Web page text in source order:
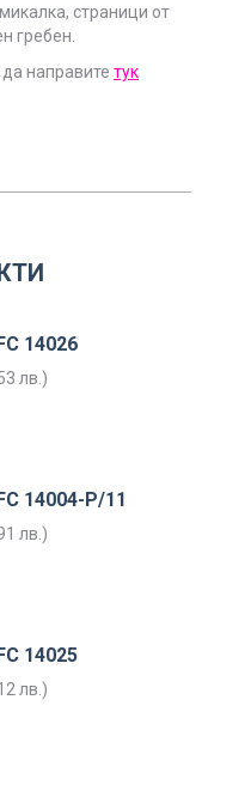
страници от
гребен.
направите тук
14026
лв.)
14004-P/11
лв.)
14025
лв.)